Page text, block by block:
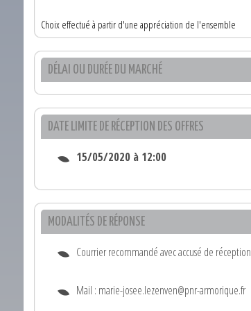
Choix effectué à partir d'une appréciation de l'ensemble
DÉLAI OU DURÉE DU MARCHÉ
DATE LIMITE DE RÉCEPTION DES OFFRES
15/05/2020 à 12:00
MODALITÉS DE RÉPONSE
Courrier recommandé avec accusé de réception
Mail : marie-josee.lezenven@pnr-armorique.fr